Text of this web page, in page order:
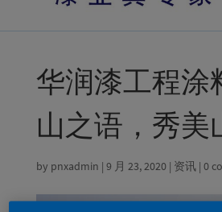
华润漆工程涂
山之语，秀美
by pnxadmin | 9 月 23, 2020| 资讯| 0